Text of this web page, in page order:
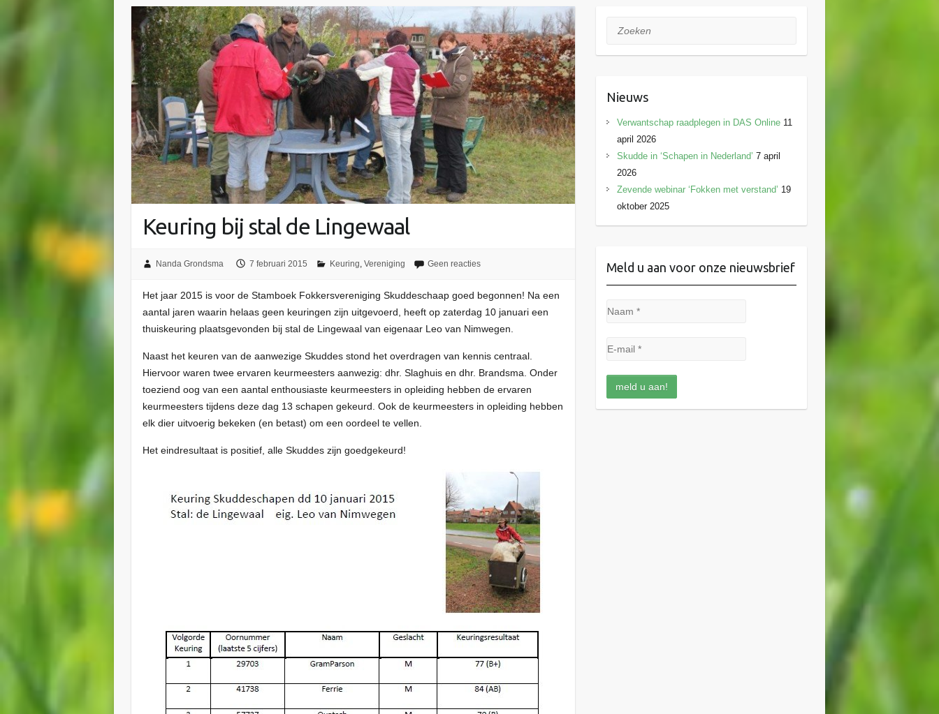
Keuring bij stal de Lingewaal
Nanda Grondsma 7 februari 2015 Keuring, Vereniging Geen reacties
Het jaar 2015 is voor de Stamboek Fokkersvereniging Skuddeschaap goed begonnen! Na een
aantal jaren waarin helaas geen keuringen zijn uitgevoerd, heeft op zaterdag 10 januari een
thuiskeuring plaatsgevonden bij stal de Lingewaal van eigenaar Leo van Nimwegen.
Naast het keuren van de aanwezige Skuddes stond het overdragen van kennis centraal.
Hiervoor waren twee ervaren keurmeesters aanwezig: dhr. Slaghuis en dhr. Brandsma. Onder
toeziend oog van een aantal enthousiaste keurmeesters in opleiding hebben de ervaren
keurmeesters tijdens deze dag 13 schapen gekeurd. Ook de keurmeesters in opleiding hebben
elk dier uitvoerig bekeken (en betast) om een oordeel te vellen.
Het eindresultaat is positief, alle Skuddes zijn goedgekeurd!
Zoeken
Nieuws
Verwantschap raadplegen in DAS Online 11
april 2026
Skudde in ‘Schapen in Nederland’ 7 april
2026
Zevende webinar ‘Fokken met verstand’ 19
oktober 2025
Meld u aan voor onze nieuwsbrief